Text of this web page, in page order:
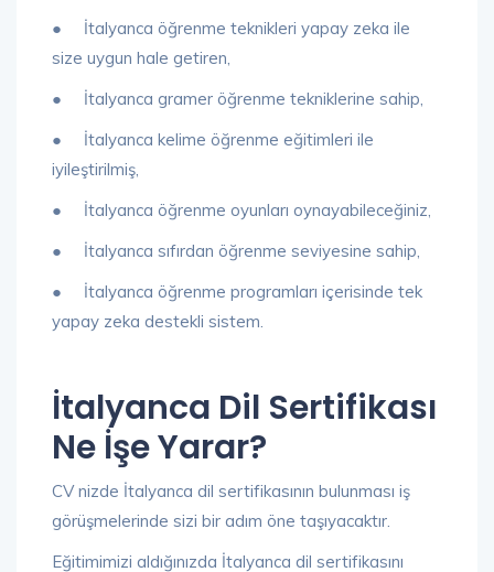
● İtalyanca öğrenme teknikleri yapay zeka ile
size uygun hale getiren,
● İtalyanca gramer öğrenme tekniklerine sahip,
● İtalyanca kelime öğrenme eğitimleri ile
iyileştirilmiş,
● İtalyanca öğrenme oyunları oynayabileceğiniz,
● İtalyanca sıfırdan öğrenme seviyesine sahip,
● İtalyanca öğrenme programları içerisinde tek
yapay zeka destekli sistem.
İtalyanca Dil Sertifikası
Ne İşe Yarar?
CV nizde İtalyanca dil sertifikasının bulunması iş
görüşmelerinde sizi bir adım öne taşıyacaktır.
Eğitimimizi aldığınızda İtalyanca dil sertifikasını